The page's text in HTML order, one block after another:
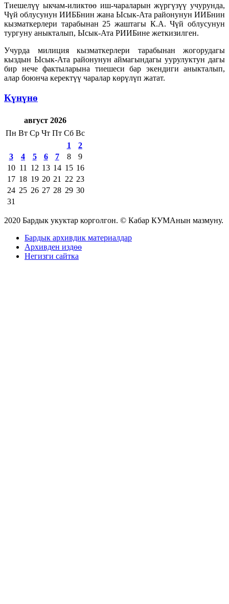
Тиешелүү ыкчам-иликтөө иш-чараларын жүргүзүү учурунда,
Чүй облусунун ИИББнин жана Ысык-Ата районунун ИИБнин
кызматкерлери тарабынан 25 жаштагы К.А. Чүй облусунун
тургуну аныкталып, Ысык-Ата РИИБине жеткизилген.
Учурда милиция кызматкерлери тарабынан жогорудагы
кыздын Ысык-Ата районунун аймагындагы уурулуктун дагы
бир нече фактыларына тиешеси бар экендиги аныкталып,
алар боюнча керектүү чаралар көрүлүп жатат.
Күнүнө
август 2026
Пн Вт Ср Чт Пт Сб Вс
1
2
3
4 5 6 7 8
9
10 11 12 13 14 15 16
17 18 19 20 21 22 23
24 25 26 27 28 29 30
31
2020 Бардык укуктар корголгон. © Кабар КУМАнын мазмуну.
Бардык архивдик материалдар
Архивден издөө
Негизги сайтка